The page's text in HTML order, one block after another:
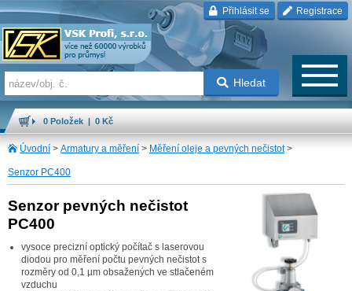
Přihlásit se Registrace
Hledat
0 Položek | 0 Kč
Úvodní > Armatury a měření > Měření oleje a pevných nečistot>
Senzor PC400
Senzor pevných nečistot
PC400
vysoce precizní optický počítač s laserovou
diodou pro měření počtu pevných nečistot s
rozměry od 0,1 µm obsažených ve stlačeném
vzduchu